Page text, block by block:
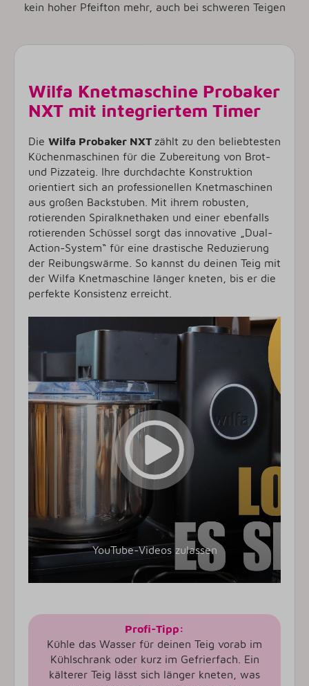
kein hoher Pfeifton mehr, auch bei schweren Teigen
Wilfa Knetmaschine Probaker
NXT mit integriertem Timer
Die Wilfa Probaker NXT zählt zu den beliebtesten
Küchenmaschinen für die Zubereitung von Brot-
und Pizzateig. Ihre durchdachte Konstruktion
orientiert sich an professionellen Knetmaschinen
aus großen Backstuben. Mit ihrem robusten,
rotierenden Spiralknethaken und einer ebenfalls
rotierenden Schüssel sorgt das innovative „Dual-
Action-System“ für eine drastische Reduzierung
der Reibungswärme. So kannst du deinen Teig mit
der Wilfa Knetmaschine länger kneten, bis er die
perfekte Konsistenz erreicht.
YouTube-Videos zulassen
Profi-Tipp:
Kühle das Wasser für deinen Teig vorab im
Kühlschrank oder kurz im Gefrierfach. Ein
kälterer Teig lässt sich länger kneten, was